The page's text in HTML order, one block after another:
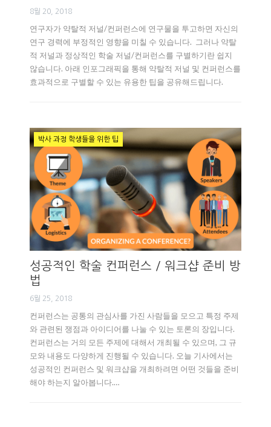
8월 20, 2018
연구자가 약탈적 저널/컨퍼런스에 연구물을 투고하면 자신의
연구 경력에 부정적인 영향을 미칠 수 있습니다. 그러나 약탈
적 저널과 정상적인 학술 저널/컨퍼런스를 구별하기란 쉽지
않습니다. 아래 인포그래픽을 통해 약탈적 저널 및 컨퍼런스를
효과적으로 구별할 수 있는 유용한 팁을 공유해드립니다.
박사 과정 학생들을 위한 팁
성공적인 학술 컨퍼런스 / 워크샵 준비 방
법
6월 25, 2018
컨퍼런스는 공통의 관심사를 가진 사람들을 모으고 특정 주제
와 관련된 쟁점과 아이디어를 나눌 수 있는 토론의 장입니다.
컨퍼런스는 거의 모든 주제에 대해서 개최될 수 있으며, 그 규
모와 내용도 다양하게 진행될 수 있습니다. 오늘 기사에서는
성공적인 컨퍼런스 및 워크샵을 개최하려면 어떤 것들을 준비
해야 하는지 알아봅니다.…